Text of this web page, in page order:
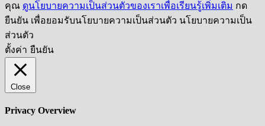
คุณ ดูนโยบายความเป็นส่วนตัวของเราเพื่อเรียนรู้เพิ่มเติม กด
ยืนยัน เพื่อยอมรับนโยบายความเป็นส่วนตัว นโยบายความเป็น
ส่วนตัว
ตั้งค่า ยืนยัน
Close
Privacy Overview